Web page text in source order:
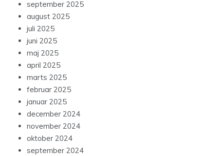
september 2025
august 2025
juli 2025
juni 2025
maj 2025
april 2025
marts 2025
februar 2025
januar 2025
december 2024
november 2024
oktober 2024
september 2024